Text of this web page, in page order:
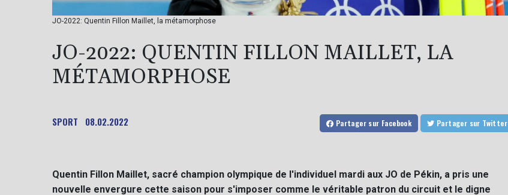
JO-2022: Quentin Fillon Maillet, la métamorphose
JO-2022: QUENTIN FILLON MAILLET, LA
MÉTAMORPHOSE
SPORT 08.02.2022 Partager sur Facebook Partager sur Twitter
Quentin Fillon Maillet, sacré champion olympique de l'individuel mardi aux JO de Pékin, a pris une
nouvelle envergure cette saison pour s'imposer comme le véritable patron du circuit et le digne